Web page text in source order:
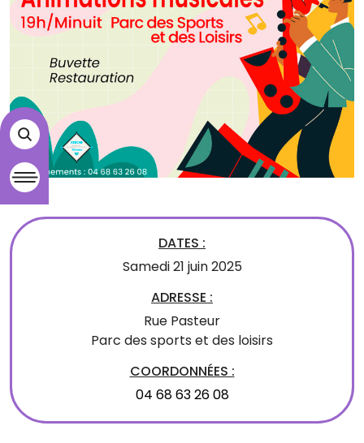
DATES :
Samedi 21 juin 2025
ADRESSE :
Rue Pasteur
Parc des sports et des loisirs
COORDONNÉES :
04 68 63 26 08